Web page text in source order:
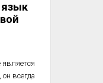
язык
является
всегда